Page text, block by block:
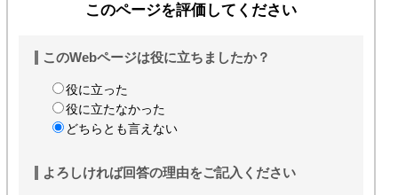
このページを評価してください
このWebページは役に立ちましたか？
役に立った
役に立たなかった
どちらとも言えない
よろしければ回答の理由をご記入ください